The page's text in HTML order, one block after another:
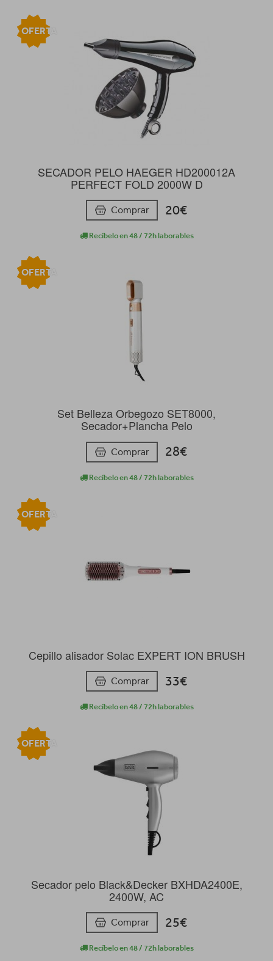
SECADOR PELO HAEGER HD200012A
PERFECT FOLD 2000W D
Comprar 20€
Recíbelo en 48 / 72h laborables
OFERTA
Set Belleza Orbegozo SET8000,
Secador+Plancha Pelo
Comprar 28€
Recíbelo en 48 / 72h laborables
OFERTA
Cepillo alisador Solac EXPERT ION BRUSH
Comprar 33€
Recíbelo en 48 / 72h laborables
OFERTA
Secador pelo Black&Decker BXHDA2400E,
2400W, AC
Comprar 25€
Recíbelo en 48 / 72h laborables
OFERTA